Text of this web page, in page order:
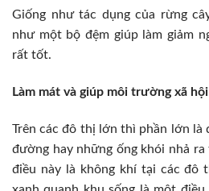
Giống như tác dụng của rừng
như một bộ đệm giúp làm giảm
rất tốt.
Làm mát và giúp môi trường xã
Trên các đô thị lớn thì phần lớn là
đường hay những ống khói nhả
điều này là không khí tại các đô